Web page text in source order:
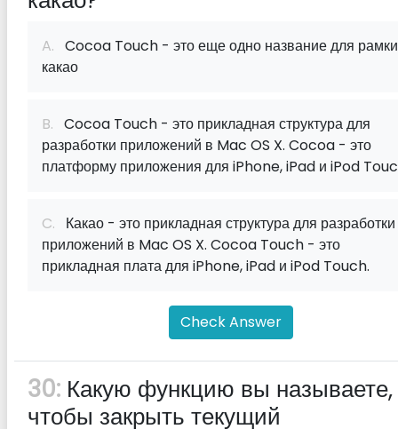
A. Cocoa Touch - это еще одно название для рамки
какао
B. Cocoa Touch - это прикладная структура для
разработки приложений в Mac OS X. Cocoa - это
платформу приложения для iPhone, iPad и iPod
C. Какао - это прикладная структура для разработки
приложений в Mac OS X. Cocoa Touch - это
прикладная плата для iPhone, iPad и iPod Touch.
Check Answer
30: Какую функцию вы называете,
чтобы закрыть текущий